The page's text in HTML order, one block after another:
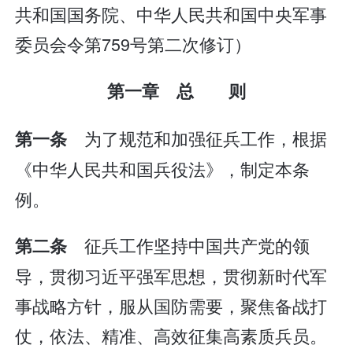
共和国国务院、中华人民共和国中央军事
委员会令第759号第二次修订）
第一章 总 则
第一条 为了规范和加强征兵工作，根据
《中华人民共和国兵役法》，制定本条
例。
第二条 征兵工作坚持中国共产党的领
导，贯彻习近平强军思想，贯彻新时代军
事战略方针，服从国防需要，聚焦备战打
仗，依法、精准、高效征集高素质兵员。